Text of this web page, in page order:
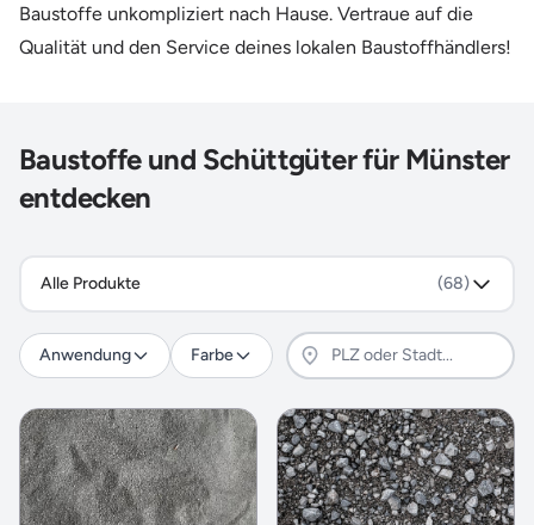
Baustoffe unkompliziert nach Hause. Vertraue auf die
Qualität und den Service deines lokalen Baustoffhändlers!
Baustoffe und Schüttgüter für Münster
entdecken
Alle Produkte (68)
Anwendung Farbe